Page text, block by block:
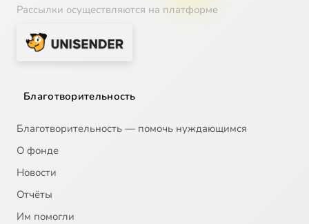
Рассылки осуществляются на платформе
Благотворительность
Благотворительность — помочь нуждающимся
О фонде
Новости
Отчёты
Им помогли